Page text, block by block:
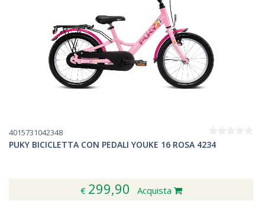
4015731042348
PUKY BICICLETTA CON PEDALI YOUKE 16 ROSA 4234
€ 299,90 Acquista